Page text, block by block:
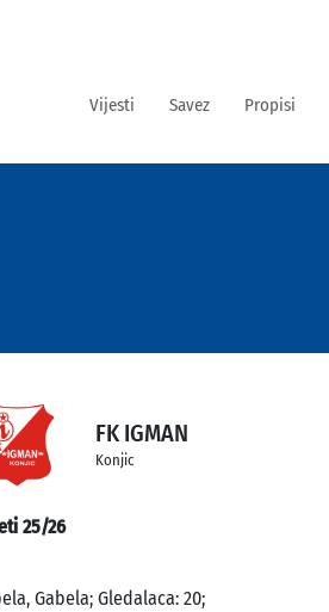
Vijesti Savez Propisi
FK IGMAN
Konjic
25/26
Gabela; Gledalaca: 20;